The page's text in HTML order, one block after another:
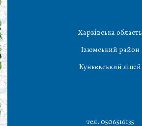
Харківська область
Ізюмський район
Куньєвський ліцей
тел. 0506516135